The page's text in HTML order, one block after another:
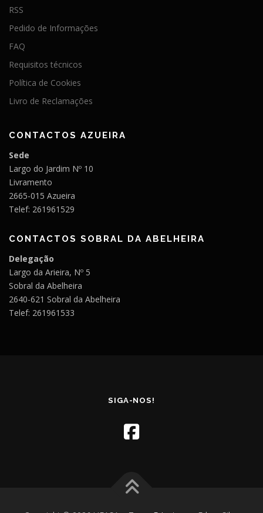
RSS
Pedido de Informações
FAQ
Requisitos técnicos
Política de Cookies
Livro de Reclamações
CONTACTOS AZUEIRA
Sede
Largo do Jardim Nº 10
Livramento
2665-015 Azueira
Telef: 261961529
CONTACTOS SOBRAL DA ABELHEIRA
Delegação
Largo da Arieira, Nº 5
Sobral da Abelheira
2640-621 Sobral da Abelheira
Telef: 261961533
SIGA-NOS!